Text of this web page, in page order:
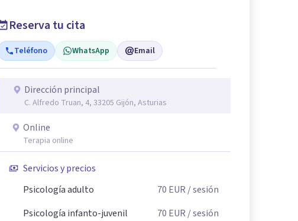
Reserva tu cita
Teléfono WhatsApp Email
Dirección principal
C. Alfredo Truan, 4, 33205 Gijón, Asturias
Online
Terapia online
Servicios y precios
Psicología adulto
70 EUR / sesión
Psicología infanto-juvenil
70 EUR / sesión